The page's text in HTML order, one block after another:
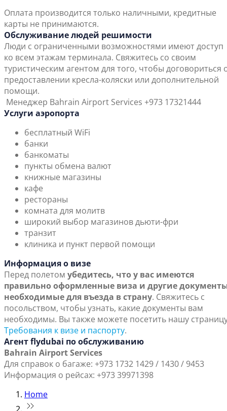
Оплата производится только наличными, кредитные
карты не принимаются.
Обслуживание людей решимости
Люди с ограниченными возможностями имеют доступ
ко всем этажам терминала. Свяжитесь со своим
туристическим агентом для того, чтобы договориться
предоставлении кресла-коляски или дополнительной
помощи.
Менеджер Bahrain Airport Services +973 17321444
Услуги аэропорта
бесплатный WiFi
банки
банкоматы
пункты обмена валют
книжные магазины
кафе
рестораны
комната для молитв
широкий выбор магазинов дьюти-фри
транзит
клиника и пункт первой помощи
Информация о визе
Перед полетом убедитесь, что у вас имеются
правильно оформленные виза и другие
необходимые для въезда в страну. Свяжитесь с
посольством, чтобы узнать, какие документы вам
необходимы. Вы также можете посетить нашу
Требования к визе и паспорту.
Агент flydubai по обслуживанию
Bahrain Airport Services
Для справок о багаже: +973 1732 1429 / 1430 / 9453
Информация о рейсах: +973 39971398
Home